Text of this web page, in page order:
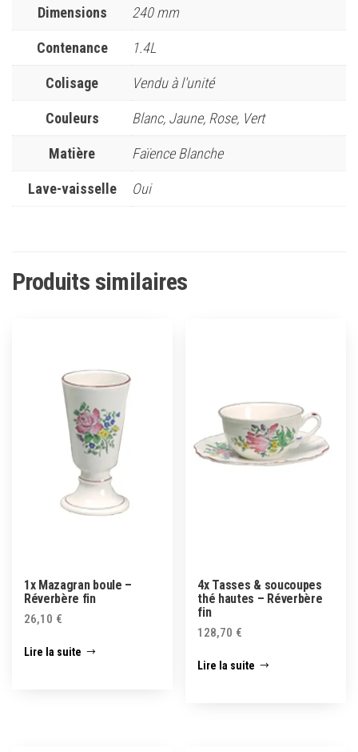
Dimensions 240 mm
Contenance 1.4L
Colisage Vendu à l'unité
Couleurs Blanc, Jaune, Rose, Vert
Matière Faïence Blanche
Lave-vaisselle Oui
Produits similaires
1x Mazagran boule –
Réverbère fin
26,10 €
Lire la suite
4x Tasses & soucoupes
thé hautes – Réverbère
fin
128,70 €
Lire la suite